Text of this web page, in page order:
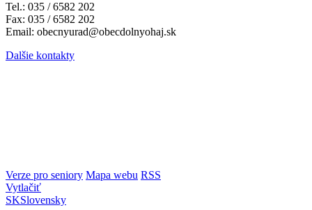
Tel.: 035 / 6582 202
Fax: 035 / 6582 202
Email: obecnyurad@obecdolnyohaj.sk
Dalšie kontakty
Verze pro seniory Mapa webu RSS
Vytlačiť
SKSlovensky